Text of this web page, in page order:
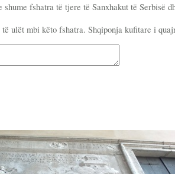
shume fshatra të tjere të Sanxhakut të Serbisë
ulët mbi këto fshatra. Shqiponja kufitare i